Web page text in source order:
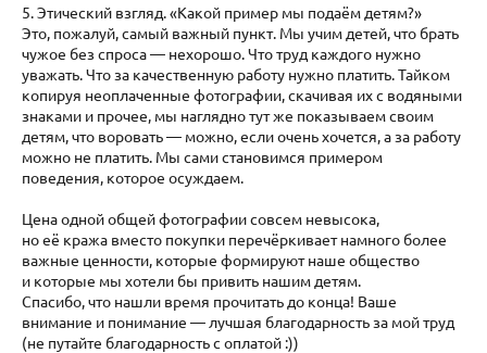
5. Этический взгляд. «Какой пример мы подаём детям?»
Это, пожалуй, самый важный пункт. Мы учим детей, что брать
чужое без спроса — нехорошо. Что труд каждого нужно
уважать. Что за качественную работу нужно платить. Тайком
копируя неоплаченные фотографии, скачивая их с водяными
знаками и прочее, мы наглядно тут же показываем своим
детям, что воровать — можно, если очень хочется, а за работу
можно не платить. Мы сами становимся примером
поведения, которое осуждаем.
Цена одной общей фотографии совсем невысока,
но её кража вместо покупки перечёркивает намного более
важные ценности, которые формируют наше общество
и которые мы хотели бы привить нашим детям.
Спасибо, что нашли время прочитать до конца! Ваше
внимание и понимание — лучшая благодарность за мой труд
(не путайте благодарность с оплатой :))